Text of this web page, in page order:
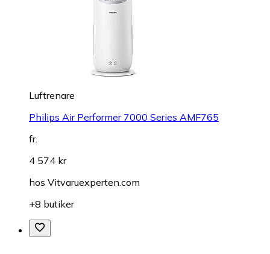
Luftrenare
Philips Air Performer 7000 Series AMF765
fr.
4 574 kr
hos Vitvaruexperten.com
+8 butiker